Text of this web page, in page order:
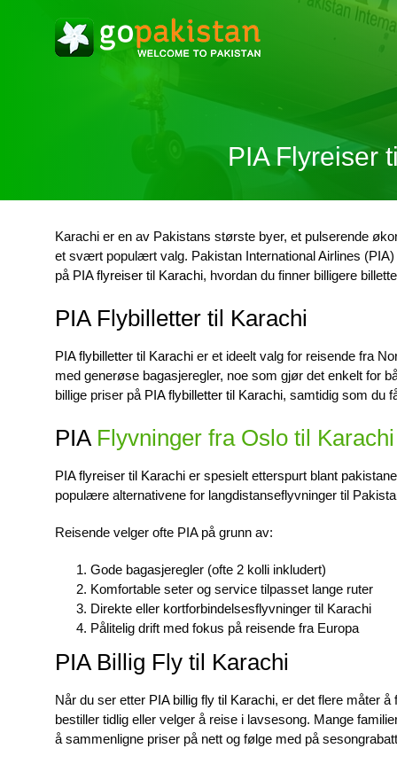
PIA Flyreiser
Karachi er en av Pakistans største byer, et pulserende
et svært populært valg. Pakistan International Airlines
på PIA flyreiser til Karachi, hvordan du finner billigere
PIA Flybilletter til Karachi
PIA flybilletter til Karachi er et ideelt valg for reisende fra
med generøse bagasjeregler, noe som gjør det enkelt for
billige priser på PIA flybilletter til Karachi, samtidig som du
PIA Flyvninger fra Oslo til Karachi
PIA flyreiser til Karachi er spesielt etterspurt blant
populære alternativene for langdistanseflyvninger til
Reisende velger ofte PIA på grunn av:
Gode bagasjeregler (ofte 2 kolli inkludert)
Komfortable seter og service tilpasset lange ruter
Direkte eller kortforbindelsesflyvninger til Karachi
Pålitelig drift med fokus på reisende fra Europa
PIA Billig Fly til Karachi
Når du ser etter PIA billig fly til Karachi, er det flere måter å
bestiller tidlig eller velger å reise i lavsesong. Mange
å sammenligne priser på nett og følge med på